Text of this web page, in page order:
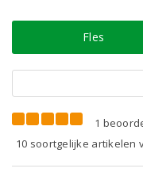
Fles
1
10 soortgelijke artikelen